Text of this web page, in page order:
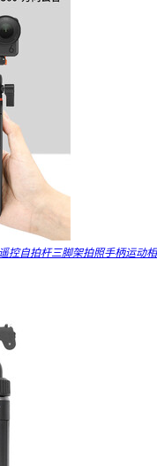
控自拍杆三脚架拍照手柄运动相